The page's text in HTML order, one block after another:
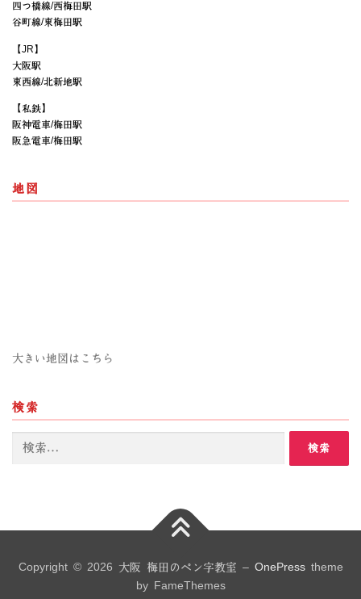
四つ橋線/西梅田駅
谷町線/東梅田駅
【JR】
大阪駅
東西線/北新地駅
【私鉄】
阪神電車/梅田駅
阪急電車/梅田駅
地図
大きい地図はこちら
検索
Copyright © 2026 大阪 梅田のペン字教室 – OnePresstheme
by FameThemes